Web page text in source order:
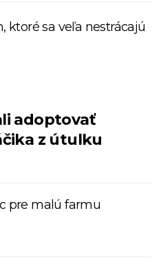
ktoré sa veľa nestrácajú
adoptovať
z útulku
pre malú farmu